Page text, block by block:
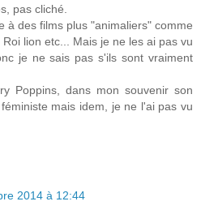
pas cliché.
à des films plus "animaliers" comme
lion etc... Mais je ne les ai pas vu
je ne sais pas s'ils sont vraiment
Poppins, dans mon souvenir son
mais idem, je ne l'ai pas vu
2014 à 12:44